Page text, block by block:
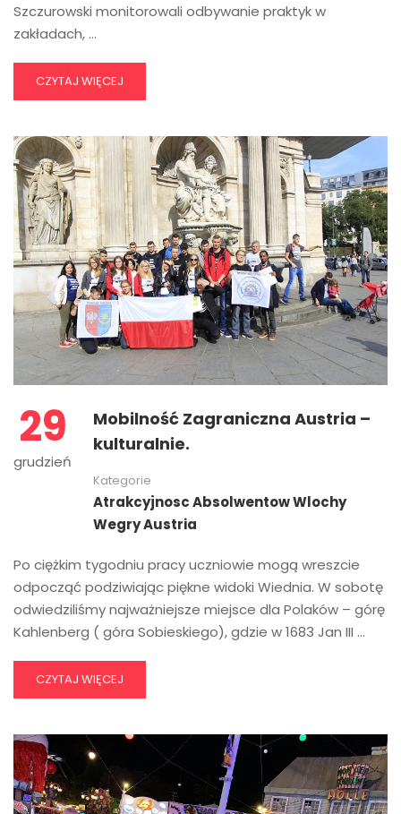
Szczurowski monitorowali odbywanie praktyk w
zakładach, …
CZYTAJ WIĘCEJ
29
grudzień
Mobilność Zagraniczna Austria –
kulturalnie.
Kategorie
Atrakcyjnosc Absolwentow Wlochy
Wegry Austria
Po ciężkim tygodniu pracy uczniowie mogą wreszcie
odpocząć podziwiając piękne widoki Wiednia. W sobotę
odwiedziliśmy najważniejsze miejsce dla Polaków – górę
Kahlenberg ( góra Sobieskiego), gdzie w 1683 Jan III …
CZYTAJ WIĘCEJ